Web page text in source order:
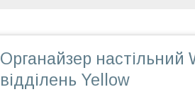
Органайзер настільний
відділень Yellow